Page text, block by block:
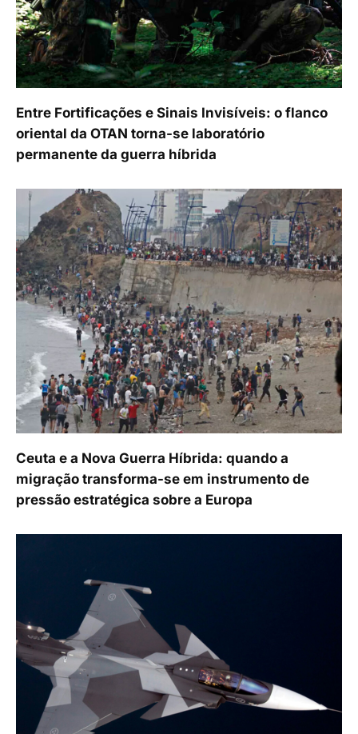
Entre Fortificações e Sinais Invisíveis: o flanco
oriental da OTAN torna-se laboratório
permanente da guerra híbrida
Ceuta e a Nova Guerra Híbrida: quando a
migração transforma-se em instrumento de
pressão estratégica sobre a Europa